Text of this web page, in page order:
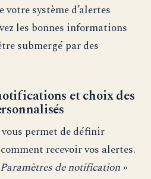
système d’alertes
les bonnes informations
submergé par des
et choix des
permet de définir
recevoir vos alertes.
de notification »